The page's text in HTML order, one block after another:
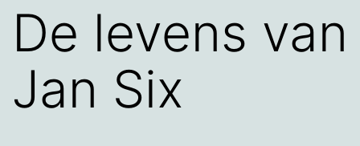
De levens van
Jan Six